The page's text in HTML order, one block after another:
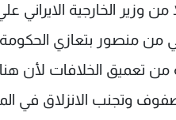
وزير الخارجية الايراني
بتعازي الحكومة
من تعميق الخلافات لأن
وتجنب الانزلاق في